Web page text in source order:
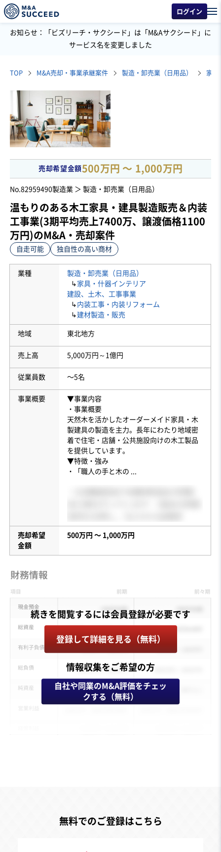
ログイン
お知らせ：「ビズリーチ・サクシード」は「M&Aサクシード」に
サービス名を変更しました
TOP M&A売却・事業承継案件 製造・卸売業（日用品） 家具
売却希望金額500万円 〜 1,000万円
No.82959490製造業 ＞ 製造・卸売業（日用品）
温もりのある木工家具・建具製造販売＆内装
工事業(3期平均売上7400万、譲渡価格1100
万円)のM&A・売却案件
自走可能 独自性の高い商材
業種
製造・卸売業（日用品）
↳ 家具・什器インテリア
建設、土木、工事事業
↳ 内装工事・内装リフォーム
↳建材製造・販売
地域 東北地方
売上高 5,000万円～1億円
従業員数 〜5名
事業概要
▼事業内容
・事業概要
天然木を活かしたオーダーメイド家具・木
製建具の製造を主力。長年にわたり地域密
着で住宅・店舗・公共施設向けの木工製品
を提供しています。
▼特徴・強み
・「職人の手と木の
売却希望
金額
500万円 〜 1,000万円
登録して詳細を見る（無料）
情報収集をご希望の方
自社や同業のM&A評価をチェッ
クする（無料）
無料でのご登録はこちら